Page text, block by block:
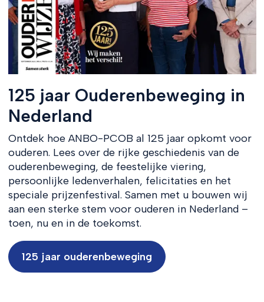
125 jaar Ouderenbeweging in
Nederland
Ontdek hoe ANBO-PCOB al 125 jaar opkomt voor
ouderen. Lees over de rijke geschiedenis van de
ouderenbeweging, de feestelijke viering,
persoonlijke ledenverhalen, felicitaties en het
speciale prijzenfestival. Samen met u bouwen wij
aan een sterke stem voor ouderen in Nederland –
toen, nu en in de toekomst.
125 jaar ouderenbeweging